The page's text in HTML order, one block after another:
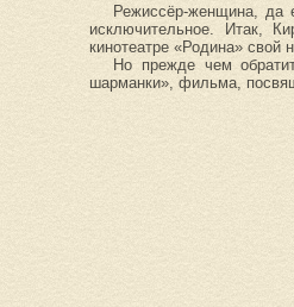
Режиссёр-женщина, да
исключительное. Итак,
кинотеатре «Родина»
Но прежде чем
шарманки», фильма,